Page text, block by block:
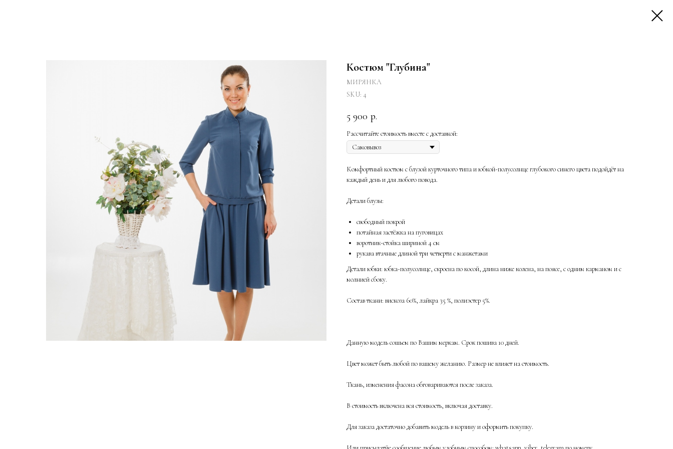
Костюм "Глубина"
МИРЯНКА
SKU: 4
5 900 р.
Рассчитайте стоимость вместе с доставкой:
Комфортный костюм с блузой курточного типа и юбкой-полусолнце глубокого синего цвета подойдёт на
каждый день и для любого повода.
Детали блузы:
свободный покрой
потайная застёжка на пуговицах
воротник-стойка шириной 4 см
рукава втачные длиной три четверти с манжетами
Детали юбки: юбка-полусолнце, скроена по косой, длина ниже колена, на поясе, с одним карманом и с
молнией сбоку.
Состав ткани: вискоза 60%, лайкра 35 %, полиэстер 5%.
Данную модель сошьем по Вашим меркам. Срок пошива 10 дней.
Цвет может быть любой по вашему желанию. Размер не влияет на стоимость.
Ткань, изменения фасона обговариваются после заказа.
В стоимость включена вся стоимость, включая доставку.
Для заказа достаточно добавить модель в корзину и оформить покупку.